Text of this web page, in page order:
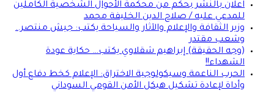
اعلان بالنشر بحكم من محكمة الأحوال الشخصية الكاملين
للمدعي عليه / صلاح الدين الخليفة محمد
وزير الثقافة والإعلام والآثار والسياحة يكتب: جيش منتصر..
وشعب مقتدر
(وجه الحقيقة) إبراهيم شقلاوي يكتب… حكاية عودة
الشهداء!!
الحرب الناعمة وسيكولوجية الاختراق: الإعلام كخط دفاع أول
وأداة لإعادة تشكيل هيكل الأمن القومي السوداني